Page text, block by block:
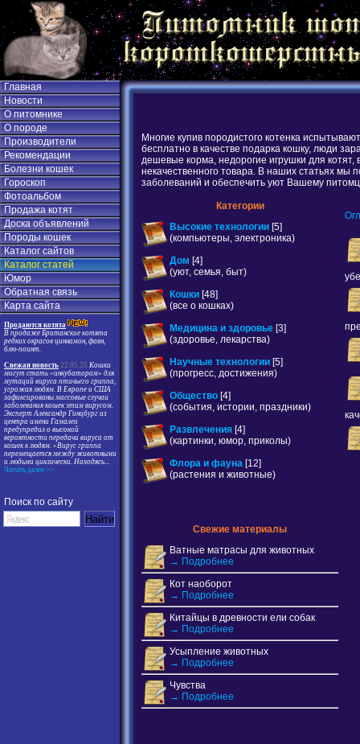
Главная
Новости
О питомнике
О породе
Производители
Рекомендации
Болезни кошек
Гороскоп
Фотоальбом
Продажа котят
Доска объявлений
Породы кошек
Каталог сайтов
Каталог статей
Юмор
Обратная связь
Карта сайта
Продаются котята
В продаже Британские котята
редких окрасов циннамон, фавн,
блю-поинт.
Свежая новость 22.05.25 Кошки
могут стать «инкубатором» для
мутаций вируса птичьего гриппа,
угрожая людям. В Европе и США
зафиксированы массовые случаи
заболевания кошек этим вирусом.
Эксперт Александр Гинцбург из
центра имени Гамалеи
предупредил о высокой
вероятности передачи вируса от
кошек к людям. «Вирус гриппа
перемещается между животными
и людьми циклически. Находясь...
Читать далее >>
Поиск по сайту
Многие купив породистого котенка
бесплатно в качестве подарка кошку, люди
дешевые корма, недорогие игрушки для котят,
некачественного товара. В наших статьях мы
заболеваний и обеспечить уют Вашему
Категории
Высокие технологии [5]
(компьютеры, электроника)
Дом [4]
(уют, семья, быт)
Кошки [48]
(все о кошках)
Медицина и здоровье [3]
(здоровье, лекарства)
Научные технологии [5]
(прогресс, достижения)
Общество [4]
(события, истории, праздники)
Развлечения [4]
(картинки, юмор, приколы)
Флора и фауна [12]
(растения и животные)
Свежие материалы
Ватные матрасы для животных
→ Подробнее
Кот наоборот
→ Подробнее
Китайцы в древности ели собак
→ Подробнее
Усыпление животных
→ Подробнее
Чувства
→ Подробнее